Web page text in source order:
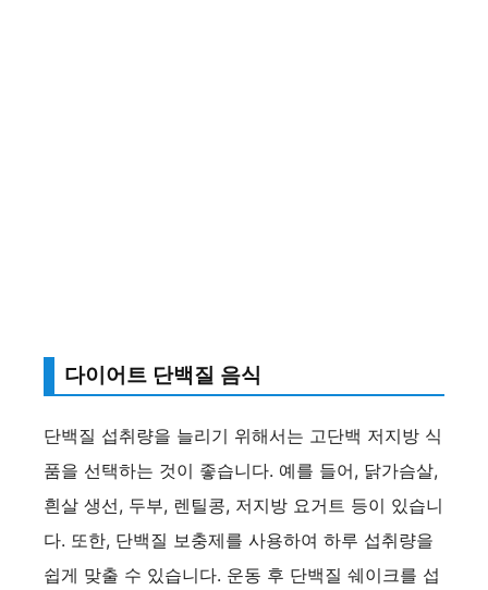
다이어트 단백질 음식
단백질 섭취량을 늘리기 위해서는 고단백 저지방 식
품을 선택하는 것이 좋습니다. 예를 들어, 닭가슴살,
흰살 생선, 두부, 렌틸콩, 저지방 요거트 등이 있습니
다. 또한, 단백질 보충제를 사용하여 하루 섭취량을
쉽게 맞출 수 있습니다. 운동 후 단백질 쉐이크를 섭